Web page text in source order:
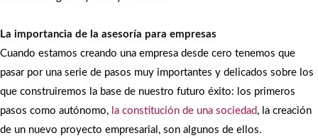
La importancia de la asesoría para empresas
Cuando estamos creando una empresa desde cero tenemos que
pasar por una serie de pasos muy importantes y delicados sobre los
que construiremos la base de nuestro futuro éxito: los primeros
pasos como autónomo, la constitución de una sociedad , la creación
de un nuevo proyecto empresarial, son algunos de ellos.